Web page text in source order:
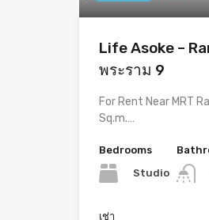
Life Asoke –
พระราม 9
For Rent Near MRT
Sq.m.…
Bedrooms
Studio
เช่า